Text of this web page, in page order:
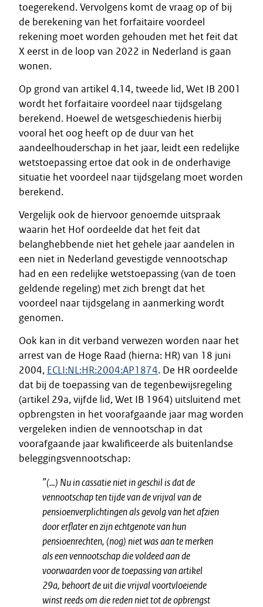
toegerekend. Vervolgens komt de vraag op of bij
de berekening van het forfaitaire voordeel
rekening moet worden gehouden met het feit dat
X eerst in de loop van 2022 in Nederland is gaan
wonen.
Op grond van artikel 4.14, tweede lid, Wet IB 2001
wordt het forfaitaire voordeel naar tijdsgelang
berekend. Hoewel de wetsgeschiedenis hierbij
vooral het oog heeft op de duur van het
aandeelhouderschap in het jaar, leidt een redelijke
wetstoepassing ertoe dat ook in de onderhavige
situatie het voordeel naar tijdsgelang moet worden
berekend.
Vergelijk ook de hiervoor genoemde uitspraak
waarin het Hof oordeelde dat het feit dat
belanghebbende niet het gehele jaar aandelen in
een niet in Nederland gevestigde vennootschap
had en een redelijke wetstoepassing (van de toen
geldende regeling) met zich brengt dat het
voordeel naar tijdsgelang in aanmerking wordt
genomen.
Ook kan in dit verband verwezen worden naar het
arrest van de Hoge Raad (hierna: HR) van 18 juni
2004, ECLI:NL:HR:2004:AP1874. De HR oordeelde
dat bij de toepassing van de tegenbewijsregeling
(artikel 29a, vijfde lid, Wet IB 1964) uitsluitend met
opbrengsten in het voorafgaande jaar mag worden
vergeleken indien de vennootschap in dat
voorafgaande jaar kwalificeerde als buitenlandse
beleggingsvennootschap:
”(…) Nu in cassatie niet in geschil is dat de
vennootschap ten tijde van de vrijval van de
pensioenverplichtingen als gevolg van het afzien
door erflater en zijn echtgenote van hun
pensioenrechten, (nog) niet was aan te merken
als een vennootschap die voldeed aan de
voorwaarden voor de toepassing van artikel
29a, behoort de uit die vrijval voortvloeiende
winst reeds om die reden niet tot de opbrengst